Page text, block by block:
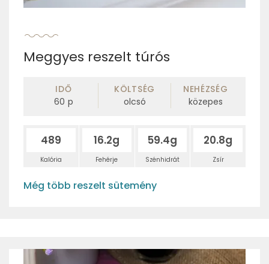
Meggyes reszelt túrós
IDŐ
60 p
KÖLTSÉG
olcsó
NEHÉZSÉG
közepes
489
Kalória
16.2g
Fehérje
59.4g
Szénhidrát
20.8g
Zsír
Még több reszelt sütemény